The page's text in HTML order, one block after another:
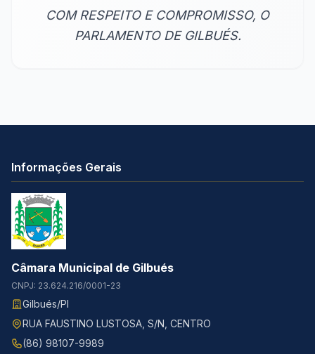
COM RESPEITO E COMPROMISSO, O
PARLAMENTO DE GILBUÉS.
Informações Gerais
Câmara Municipal de Gilbués
CNPJ: 23.624.216/0001-23
Gilbués/PI
RUA FAUSTINO LUSTOSA, S/N, CENTRO
(86) 98107-9989